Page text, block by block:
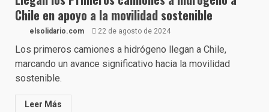
Chile en apoyo a la movilidad sostenible
elsolidario.com 22 de agosto de 2024
Los primeros camiones a hidrógeno llegan a Chile,
marcando un avance significativo hacia la movilidad
sostenible.
Leer Más